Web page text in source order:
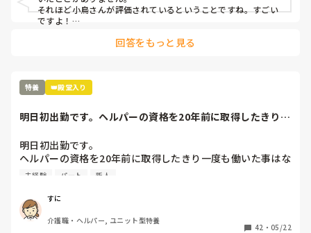
それほど小鳥さんが評価されているということですね。すごい
ですよ！
または、新しい施設で他の職員も経験があまりない人ばかり、
どちらにしてもまわりの職員より出来てる人と施設が判断した
ので、自身が無かったり、不安な気持ちもよく分かりますが、
大丈夫だと思います！
なかなか返事がすぐに出来ないのも、それだけ責任感があると
頑張ってください。
回答をもっと見る
特養 👑殿堂入り
明日初出勤です。ヘルパーの資格を20年前に取得したきり一
明日初出勤です。
ヘルパーの資格を20年前に取得したきり一度も働いた事はな
く完全な初心者です。
で、、、
末っ子が幼稚園なので急にお休みする事になったり、長期休
みはあまり出れなかったりもあるので迷惑をかけてしまう事
未経験 パート 新人
すに
介護職・ヘルパー, ユニット型特養
42 ・ 05/22